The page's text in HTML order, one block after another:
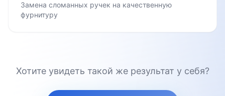
Замена сломанных ручек на качественную
фурнитуру
Хотите увидеть такой же результат у себя?